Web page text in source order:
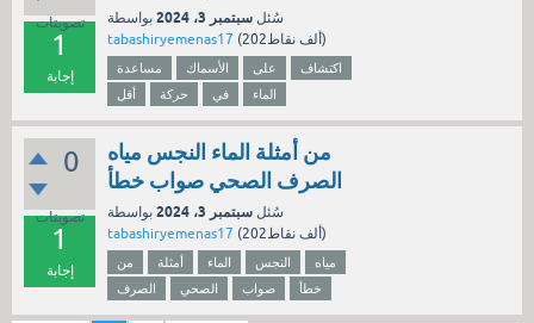
تصويتات
1
إجابة
سُئل سبتمبر 3، 2024
بواسطة
tabashiryemenas17 ( 202ألف نقاط)
مساعدة الأسماك على
اكتشاف
أقل
حركة في الماء
0
تصويتات
1
إجابة
من أمثلة الماء النجس مياه
الصرف الصحي صواب خطأ
سُئل سبتمبر 3، 2024
بواسطة
tabashiryemenas17 ( 202ألف نقاط)
من أمثلة الماء النجس
مياه
الصرف
الصحي صواب خطأ